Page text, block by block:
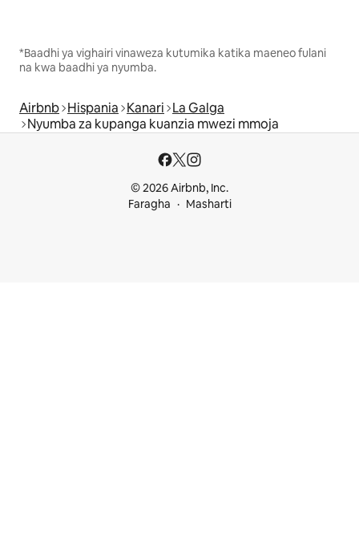
*Baadhi ya vighairi vinaweza kutumika katika maeneo fulani
na kwa baadhi ya nyumba.
Airbnb Hispania Kanari La Galga
Nyumba za kupanga kuanzia mwezi mmoja
© 2026 Airbnb, Inc.
Faragha
Masharti